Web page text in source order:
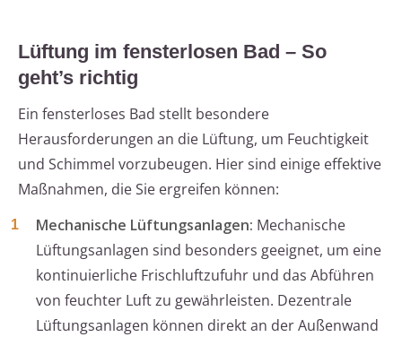
Lüftung im fensterlosen Bad – So
geht’s richtig
Ein fensterloses Bad stellt besondere
Herausforderungen an die Lüftung, um Feuchtigkeit
und Schimmel vorzubeugen. Hier sind einige effektive
Maßnahmen, die Sie ergreifen können:
Mechanische Lüftungsanlagen: Mechanische
Lüftungsanlagen sind besonders geeignet, um eine
kontinuierliche Frischluftzufuhr und das Abführen
von feuchter Luft zu gewährleisten. Dezentrale
Lüftungsanlagen können direkt an der Außenwand